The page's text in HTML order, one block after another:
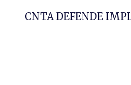
CNTA DEFENDE